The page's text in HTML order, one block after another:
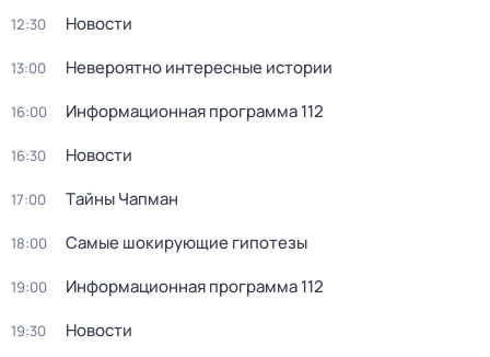
12:30 Новости
13:00 Невероятно интересные истории
16:00 Информационная программа 112
16:30 Новости
17:00 Тaйны Чапман
18:00 Самые шoкиpующие гипотезы
19:00 Информационная программа 112
19:30 Новости